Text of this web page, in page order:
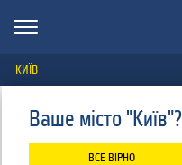
КИЇВ
Ваше місто "Київ"?
ВСЕ ВІРНО